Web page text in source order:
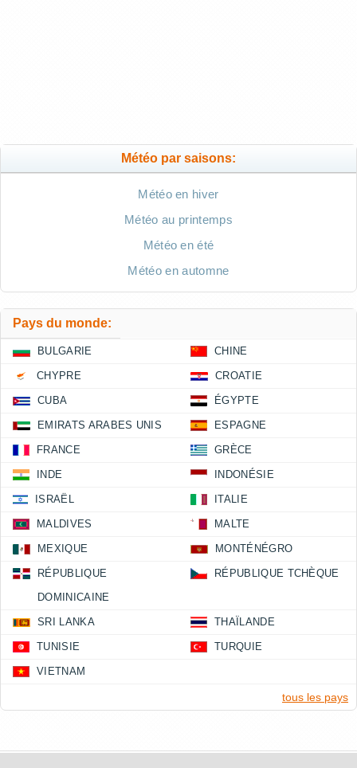
Météo par saisons:
Météo en hiver
Météo au printemps
Météo en été
Météo en automne
Pays du monde:
BULGARIE CHINE
CHYPRE CROATIE
CUBA ÉGYPTE
EMIRATS ARABES UNIS ESPAGNE
FRANCE GRÈCE
INDE INDONÉSIE
ISRAËL ITALIE
MALDIVES MALTE
MEXIQUE MONTÉNÉGRO
RÉPUBLIQUE
DOMINICAINE
RÉPUBLIQUE TCHÈQUE
SRI LANKA THAÏLANDE
TUNISIE TURQUIE
VIETNAM
tous les pays